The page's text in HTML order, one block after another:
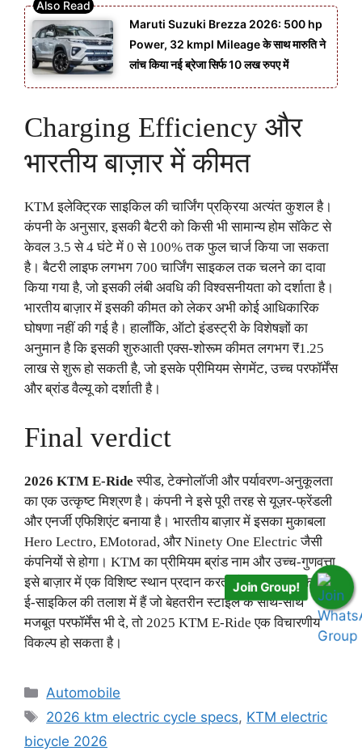
Maruti Suzuki Brezza 2026: 500 hp
Power, 32 kmpl Mileage के साथ मारुति ने
लांच किया नई ब्रेजा सिर्फ 10 लख रुपए में
Charging Efficiency और
भारतीय बाज़ार में कीमत
KTM इलेक्ट्रिक साइकिल की चार्जिंग प्रक्रिया अत्यंत कुशल है।
कंपनी के अनुसार, इसकी बैटरी को किसी भी सामान्य होम सॉकेट से
केवल 3.5 से 4 घंटे में 0 से 100% तक फुल चार्ज किया जा सकता
है। बैटरी लाइफ लगभग 700 चार्जिंग साइकल तक चलने का दावा
किया गया है, जो इसकी लंबी अवधि की विश्वसनीयता को दर्शाता है।
भारतीय बाज़ार में इसकी कीमत को लेकर अभी कोई आधिकारिक
घोषणा नहीं की गई है। हालाँकि, ऑटो इंडस्ट्री के विशेषज्ञों का
अनुमान है कि इसकी शुरुआती एक्स-शोरूम कीमत लगभग ₹1.25
लाख से शुरू हो सकती है, जो इसके प्रीमियम सेगमेंट, उच्च परफॉर्मेंस
और ब्रांड वैल्यू को दर्शाती है।
Final verdict
2026 KTM E-Ride स्पीड, टेक्नोलॉजी और पर्यावरण-अनुकूलता
का एक उत्कृष्ट मिश्रण है। कंपनी ने इसे पूरी तरह से यूज़र-फ्रेंडली
और एनर्जी एफिशिएंट बनाया है। भारतीय बाज़ार में इसका मुकाबला
Hero Lectro, EMotorad, और Ninety One Electric जैसी
कंपनियों से होगा। KTM का प्रीमियम ब्रांड नाम और उच्च-गुणवत्ता
इसे बाज़ार में एक विशिष्ट स्थान प्रदान करती है। यदि आप एक ऐसी
ई-साइकिल की तलाश में हैं जो बेहतरीन स्टाइल के साथ-साथ
मजबूत परफॉर्मेंस भी दे, तो 2025 KTM E-Ride एक विचारणीय
विकल्प हो सकता है।
Categories
Automobile
Tags
2026 ktm electric cycle specs, KTM electric
bicycle 2026
Join Group!